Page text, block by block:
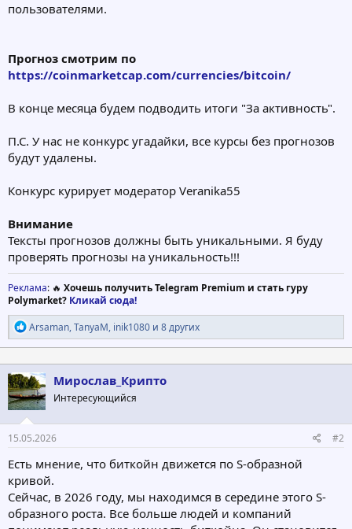
пользователями.
Прогноз смотрим по
https://coinmarketcap.com/currencies/bitcoin/
В конце месяца будем подводить итоги "За активность".
П.С. У нас не конкурс угадайки, все курсы без прогнозов
будут удалены.
Конкурс курирует модератор Veranika55
Внимание
Тексты прогнозов должны быть уникальными. Я буду
проверять прогнозы на уникальность!!!
Реклама: 🔥 Хочешь получить Telegram Premium и стать гуру
Polymarket? Кликай сюда!
Р
е
а
к
ц
и
и
:
Arsaman,TanyaM, inik1080 и 8 других
Мирослав_Крипто
Интересующийся
15.05.2026 #2
Есть мнение, что биткойн движется по S-образной
кривой.
Сейчас, в 2026 году, мы находимся в середине этого S-
образного роста. Все больше людей и компаний